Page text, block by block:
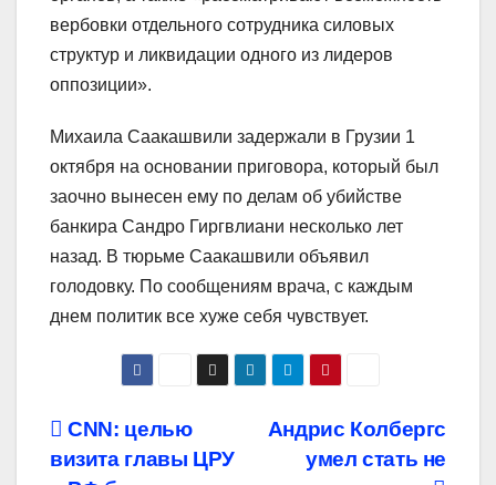
вербовки отдельного сотрудника силовых
структур и ликвидации одного из лидеров
оппозиции».
Михаила Саакашвили задержали в Грузии 1
октября на основании приговора, который был
заочно вынесен ему по делам об убийстве
банкира Сандро Гиргвлиани несколько лет
назад. В тюрьме Саакашвили объявил
голодовку. По сообщениям врача, с каждым
днем политик все хуже себя чувствует.
Навигация
Андрис Колбергс
умел стать не
CNN: целью
визита главы ЦРУ